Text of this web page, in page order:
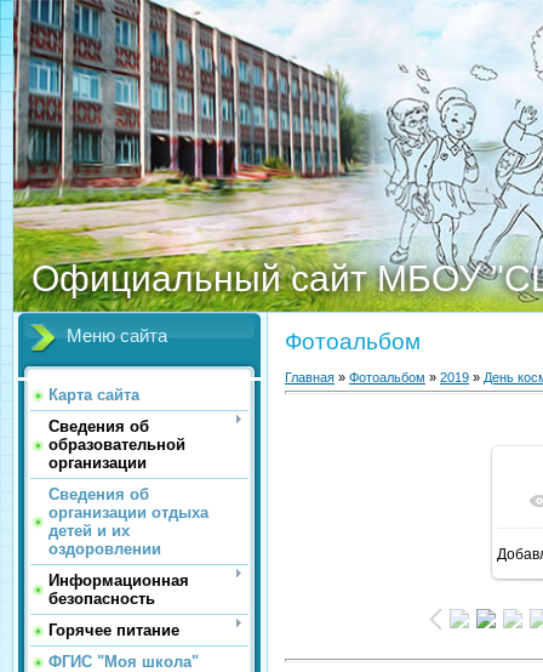
Официальный сайт МБОУ
Меню сайта
Карта сайта
Сведения об
образовательной
организации
Сведения об
организации отдыха
детей и их
оздоровлении
Информационная
безопасность
Горячее питание
ФГИС "Моя школа"
Фотоальбом
Главная » Фотоальбом » 2019 » День